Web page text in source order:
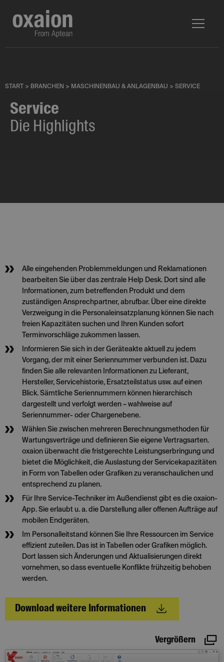
START > BRANCHEN > MASCHINENBAU & ANLAGENBAU > SERVICE
Service
Die Highlights
Alle eingehenden Problemmeldungen und Reklamationen
bearbeiten Sie über das zentrale Help Desk. Dort sind alle
Informationen, zum betreffenden Produkt und dem
zuständigen Ansprechpartner, abrufbar. Über eine direkte
Verzweigung in die Personaleinsatzplanung können Sie nach
freien Kapazitäten suchen und Ihren Kunden sofort
Terminvorschläge zukommen lassen.
Informieren Sie sich in der Geräteakte aktuell zu jedem
Vorgang, der mit einer Seriennummer verbunden ist. Dazu
finden Sie alle relevanten Informationen zu Lieferant,
Hersteller, Servicehistorie, Ersatzteilstatus usw. auf einen
Blick. Sämtliche Seriennummern können hierarchisch
dargestellt und verfolgt werden – wahlweise auf
Seriennummer- oder Chargenebene.
Wählen Sie zwischen mehreren Berechnungsmethoden für
Wartungsverträge und definieren Sie eigene Vertragsarten.
oxaion überwacht die fristgerechte Leistungserbringung und
bietet die Möglichkeit, die Auslastung der Servicekapazitäten
in Form von Tabellen oder Grafiken zu veranschaulichen und
entsprechend zu planen.
Für Ihre Service-Techniker im Außendienst gibt es die oxaion-
App. Sie erlaubt u. a. die Darstellung aller offenen Aufträge auf
mobilen Endgeräten.
Im Personalleitstand können Sie Ihre Ressourcen im Service
effizient zuteilen. Das ist in Tabellen oder Grafiken möglich.
Dort lassen sich Änderungen und Aktualisierungen direkt
vornehmen, so dass eventuelle Konflikte frühzeitig behoben
werden.
Download weitere Informationen
Vergrößern